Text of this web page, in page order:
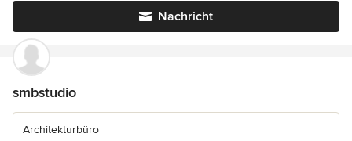
Nachricht
smbstudio
Architekturbüro